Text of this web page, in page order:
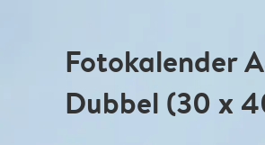
Fotokalender
Dubbel (30 x